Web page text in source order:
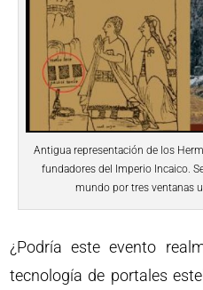
Antigua representación de los
fundadores del Imperio Incaico.
mundo por tres ventanas
¿Podría este evento
tecnología de portales